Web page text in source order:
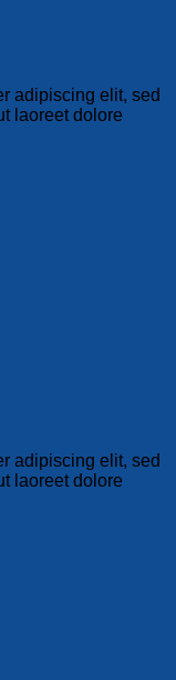
adipiscing elit, sed
laoreet dolore
adipiscing elit, sed
laoreet dolore